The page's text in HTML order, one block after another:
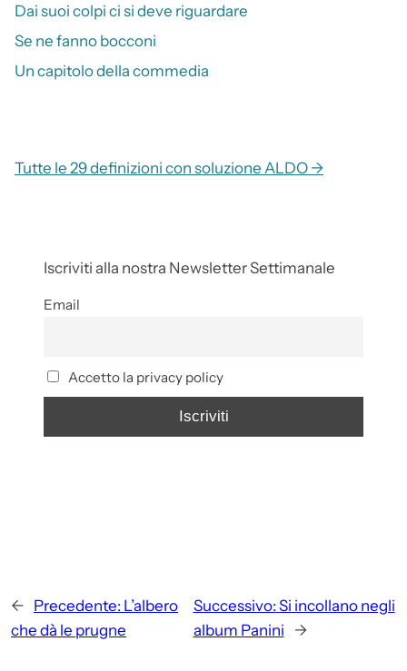
Dai suoi colpi ci si deve riguardare
Se ne fanno bocconi
Un capitolo della commedia
Tutte le 29 definizioni con soluzione ALDO →
Iscriviti alla nostra Newsletter Settimanale
Email
Accetto la privacy policy
← Precedente: L’albero
che dà le prugne
Successivo: Si incollano negli
album Panini
→